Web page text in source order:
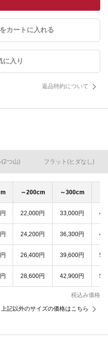
カートに入れる
に入り
返品特約について
(2つ山) フラット(ヒダなし)
～200cm ～300cm
22,000円 33,000円
24,200円 36,300円
26,400円 39,600円
28,600円 42,900円
税込み価格
上記以外のサイズの価格はこちら